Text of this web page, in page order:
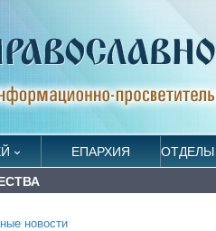
ЕПАРХИЯ ОТДЕЛЫ
новости